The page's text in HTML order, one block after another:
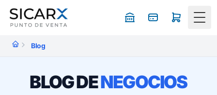
Blog
BLOG DENEGOCIOS